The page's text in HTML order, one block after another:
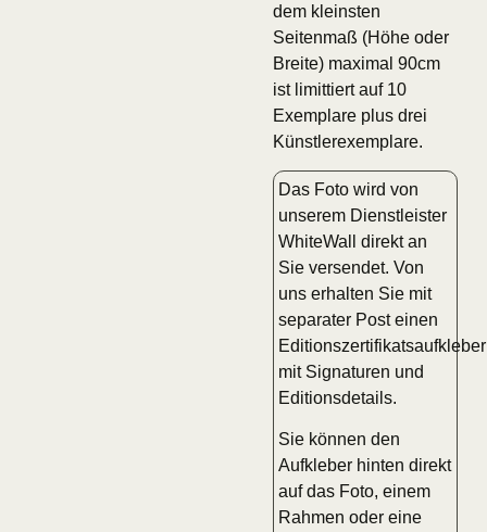
dem kleinsten
Seitenmaß (Höhe oder
Breite) maximal 90cm
ist limittiert auf 10
Exemplare plus drei
Künstlerexemplare.
Das Foto wird von
unserem Dienstleister
WhiteWall direkt an
Sie versendet. Von
uns erhalten Sie mit
separater Post einen
Editionszertifikatsaufkleber
mit Signaturen und
Editionsdetails.
Sie können den
Aufkleber hinten direkt
auf das Foto, einem
Rahmen oder eine